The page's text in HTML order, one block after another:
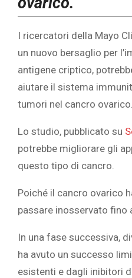
I ricercatori della Mayo
un nuovo bersaglio per
antigene criptico,
aiutare il sistema
tumori nel cancro ovarico.
Lo studio, pubblicato su
potrebbe migliorare gli
questo tipo di cancro.
Poiché il cancro ovarico
passare inosservato fino
In una fase successiva,
ha avuto un successo
esistenti e dagli inibitori